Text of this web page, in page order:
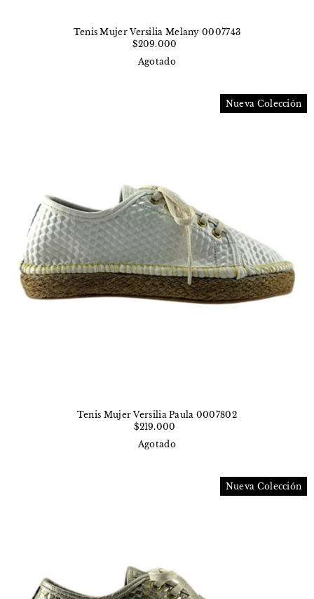
Tenis Mujer Versilia Melany 0007743
$209.000
Agotado
Nueva Colección
Tenis Mujer Versilia Paula 0007802
$219.000
Agotado
Nueva Colección